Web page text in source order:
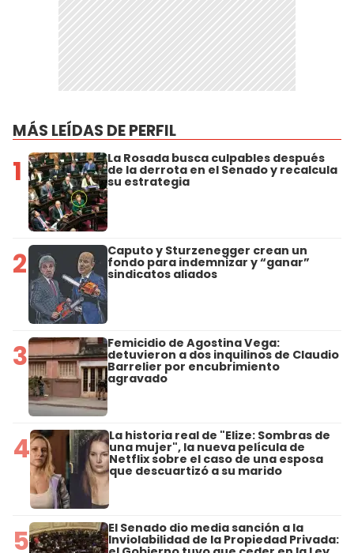
MÁS LEÍDAS DE PERFIL
1 La Rosada busca culpables después
de la derrota en el Senado y recalcula
su estrategia
2 Caputo y Sturzenegger crean un
fondo para indemnizar y “ganar”
sindicatos aliados
3 Femicidio de Agostina Vega:
detuvieron a dos inquilinos de Claudio
Barrelier por encubrimiento
agravado
4 La historia real de "Elize: Sombras de
una mujer", la nueva película de
Netflix sobre el caso de una esposa
que descuartizó a su marido
5 El Senado dio media sanción a la
Inviolabilidad de la Propiedad Privada: